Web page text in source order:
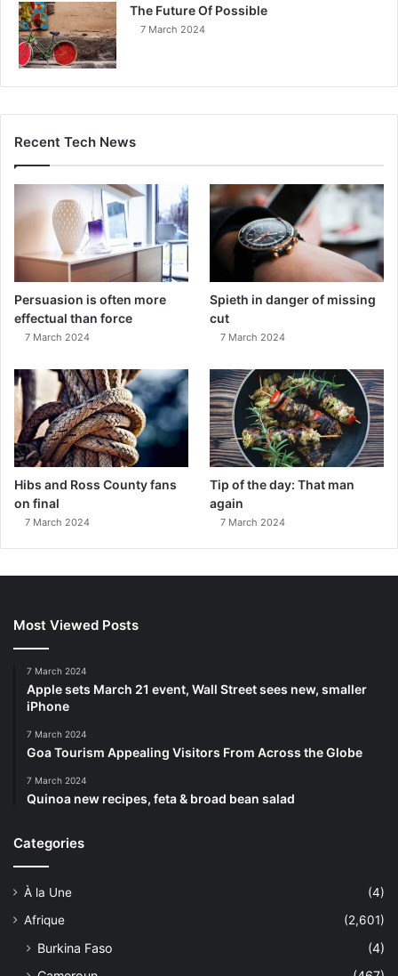
The Future Of Possible
7 March 2024
Recent Tech News
Persuasion is often more
effectual than force
7 March 2024
Spieth in danger of missing
cut
7 March 2024
Hibs and Ross County fans
on final
7 March 2024
Tip of the day: That man
again
7 March 2024
Most Viewed Posts
7 March 2024
Apple sets March 21 event, Wall Street sees new, smaller
iPhone
7 March 2024
Goa Tourism Appealing Visitors From Across the Globe
7 March 2024
Quinoa new recipes, feta & broad bean salad
Categories
À la Une
(4)
Afrique
(2,601)
Burkina Faso
(4)